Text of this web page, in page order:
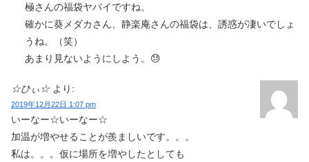
極さんの福袋ヤバイですね。
確かに葵メダカさん、静楽庵さんの福袋は、誘惑が凄いでしょ
うね。（笑）
あまり見ないようにしよう。😓
☆ひぃ☆ より:
2019年12月22日 1:07 pm
いーなー☆いーなー☆
加温が増やせることが羨ましいです。。。
私は。。。仮に場所を増やしたとしても